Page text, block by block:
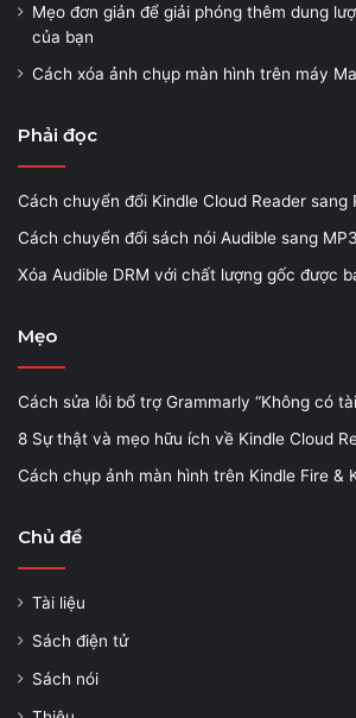
Mẹo đơn giản để giải phóng thêm dung
của bạn
Cách xóa ảnh chụp màn hình trên máy
Phải đọc
Cách chuyển đổi Kindle Cloud Reader sang
Cách chuyển đổi sách nói Audible sang
Xóa Audible DRM với chất lượng gốc được
Mẹo
Cách sửa lỗi bổ trợ Grammarly “Không có
8 Sự thật và mẹo hữu ích về Kindle Cloud
Cách chụp ảnh màn hình trên Kindle Fire &
Chủ đề
Tài liệu
Sách điện tử
Sách nói